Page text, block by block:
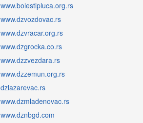
www.bolestipluca.org.rs
www.dzvozdovac.rs
www.dzvracar.org.rs
www.dzgrocka.co.rs
www.dzzvezdara.rs
www.dzzemun.org.rs
dzlazarevac.rs
www.dzmladenovac.rs
www.dznbgd.com